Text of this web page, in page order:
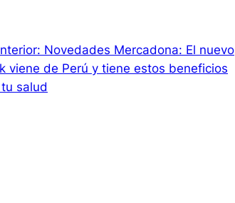
Novedades Mercadona: El nuevo
viene de Perú y tiene estos beneficios
salud